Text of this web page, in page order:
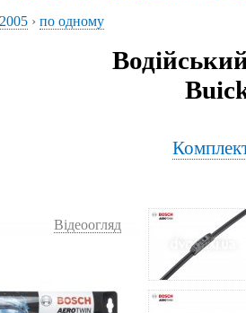
› по одному
Відеоогляд